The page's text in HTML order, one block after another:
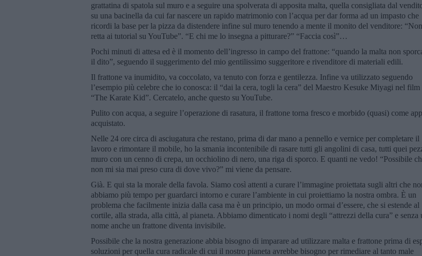
grattatina di spatola sul muro e a seguire una spolverata di apposita malta, quella consigliata dal
su una bacinella da cui far nascere un rapido matrimonio con l’acqua per dar forma ad un impasto che
ricordi la base per la pizza da distendere infine sul muro tenendo a mente il monito del venditore:
retta ai tutorial su YouTube”. “E chi me lo insegna a pitturare?” “Faccia così”…
Pochi minuti di attesa ed è il momento dell’ingresso in campo del frattone: “quando la malta non
il dito”, seguendo il suggerimento del mio gentilissimo suggeritore e rivenditore di materiali edili.
Il frattone va inumidito, va coccolato, va tenuto con forza e gentilezza. Infine va utilizzato seguendo
l’esempio più celebre che io conosca: il “dai la cera, togli la cera” del Maestro Kesuke Miyagi nel film
“The Karate Kid”. Cercatelo, anche questo su YouTube.
Pulito con acqua, a seguire l’operazione di rasatura, il frattone torna fresco e morbido (quasi) come
acquistato.
Nelle 24 ore circa di asciugatura che restano, prima di dar mano a pennello e vernice per completare il
lavoro e rimontare il mobile, ho la smania incontenibile di rasare tutti gli angolini di casa, tutti quei
muro con un cenno di crepa, un occhiolino di nero, una riga di sporco. E quanti ne vedo! “Possibile
non mi sia mai preso cura di dove vivo?” mi viene da pensare.
Già. E qui sta la morale della favola. Siamo così attenti a curare l’immagine proiettata sugli altri che
abbiamo più tempo per guardarci intorno e curare l’ambiente in cui proiettiamo la nostra ombra. È un
problema che facilmente inizia dalla casa ma è un principio, un modo ormai d’essere, che si estende al
cortile, alla strada, alla città, al pianeta. Abbiamo dimenticato i nomi degli “attrezzi della cura” e senza
nome anche un frattone diventa invisibile.
Possibile che la nostra generazione abbia bisogno di imparare ad utilizzare malta e frattone prima di
soluzioni per quella cura radicale di cui il nostro pianeta avrebbe bisogno per rimediare al tanto male